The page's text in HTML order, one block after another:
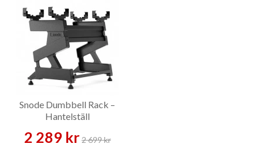
Snode Dumbbell Rack –
Hantelställ
2 289 kr2 699 kr